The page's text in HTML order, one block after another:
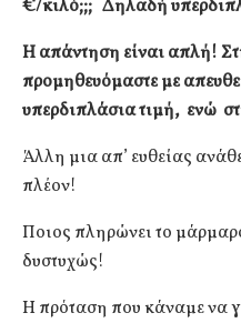
€/κιλό;;; Δηλαδή
Η απάντηση είναι απλή!
προμηθευόμαστε με
υπερδιπλάσια τιμή, ενώ
Άλλη μια απ’ ευθείας
πλέον!
Ποιος πληρώνει το
δυστυχώς!
Η πρόταση που κάναμε να